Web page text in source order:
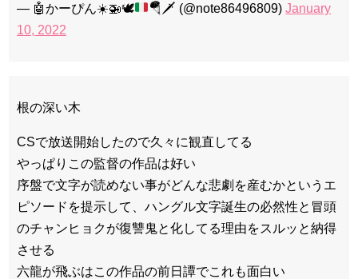
— 🤖かーぴん☀️🚁🕊️ 🪂 🗡️ (@note86496809)January
10, 2022
根の深い木
CSで放送開始したので久々に観直してる
やっぱりこの監督の作品は好い
序盤で文字が読めない事がどんな悲劇を産むかというエ
ピソードを提示して、ハングル文字誕生の必然性と冒頭
のチャンヒョクが復讐鬼と化してる理由をスルッと納得
させる
六龍が飛ぶはこの作品の前日譚でこれも面白い